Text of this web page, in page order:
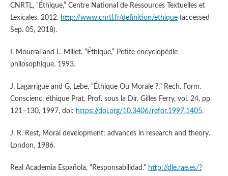
CNRTL, “Éthique,” Centre National de Ressources Textuelles et
Lexicales, 2012. http://www.cnrtl.fr/definition/ethique(accessed
Sep. 05, 2018).
I. Mourral and L. Millet, “Éthique,” Petite encyclopédie
philosophique. 1993.
J. Lagarrigue and G. Lebe, “Éthique Ou Morale ?,” Rech. Form.
Conscienc. éthique Prat. Prof. sous la Dir. Gilles Ferry, vol. 24, pp.
121–130, 1997, doi: https://doi.org/10.3406/refor.1997.1405.
J. R. Rest, Moral development: advances in research and theory.
London, 1986.
Real Academia Española, “Responsabilidad.” http://dle.rae.es/?